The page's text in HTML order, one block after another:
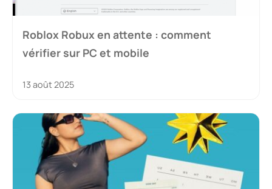
Roblox Robux en attente : comment
vérifier sur PC et mobile
13 août 2025